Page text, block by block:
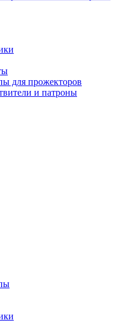
для прожекторов
и патроны